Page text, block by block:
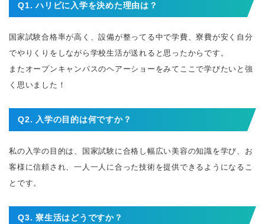
Q1. ハリビに入学を決めた理由は？
国家試験合格率が高く、設備が整ってる中で学費、寮費が安く自分
でやりくりをしながら学校生活が送れると思ったからです。
またオープンキャンパスのヘアーショーをみてここで学びたいと強
く思いました！
Q2. 入学の目的は何ですか？
私の入学の目的は、国家試験に合格し幅広い美容の知識を学び、お
客様に信頼され、一人一人に合った技術を提供できるようになるこ
とです。
Q3. 寮生活はどうですか？